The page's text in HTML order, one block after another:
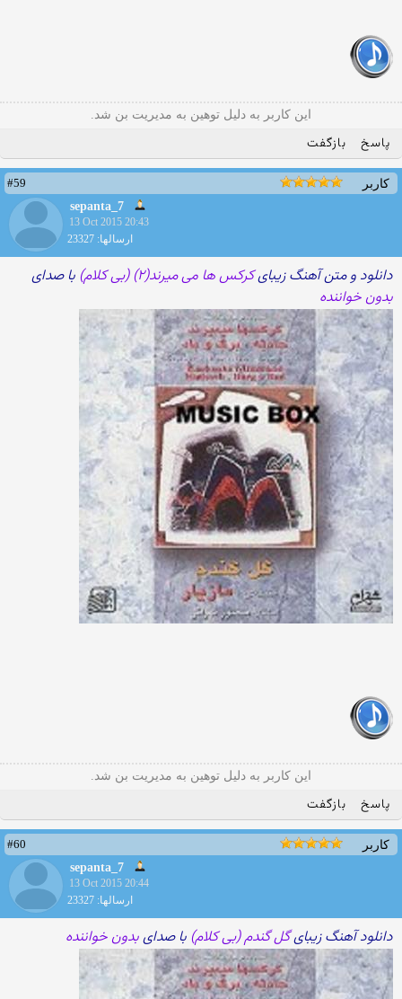
این کاربر به دلیل توهین به مدیریت بن شد.
پاسخ بازگفت
کاربر
#59
sepanta_7
13 Oct 2015 20:43
ارسالها: 23327
دانلود و متن آهنگ زیبایکرکس ها می میرند(۲) (بی کلام)
با صدای
بدون خواننده
این کاربر به دلیل توهین به مدیریت بن شد.
پاسخ بازگفت
کاربر
#60
sepanta_7
13 Oct 2015 20:44
ارسالها: 23327
دانلود آهنگ زیبایگل گندم (بی کلام) با صدایبدون خواننده